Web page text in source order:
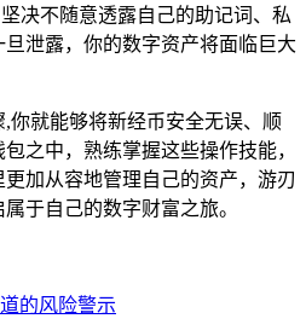
决不随意透露自己的助记词、私
泄露，你的数字资产将面临巨大
你就能够将新经币安全无误、顺
之中，熟练掌握这些操作技能，
加从容地管理自己的资产，游刃
于自己的数字财富之旅。
的风险警示